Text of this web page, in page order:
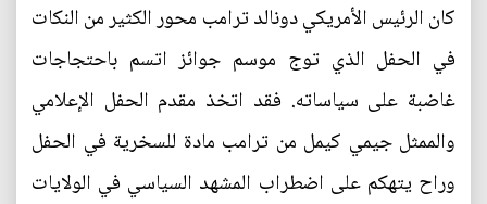
كان الرئيس الأمريكي دونالد ترامب محور الكثير من النكات
في الحفل الذي توج موسم جوائز اتسم باحتجاجات
غاضبة على سياساته. فقد اتخذ مقدم الحفل الإعلامي
والممثل جيمي كيمل من ترامب مادة للسخرية في الحفل
وراح يتهكم على اضطراب المشهد السياسي في الولايات